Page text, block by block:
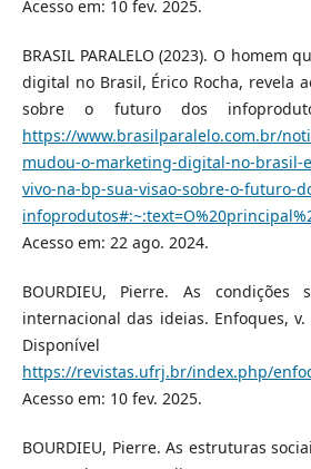
Acesso em: 10 fev. 2025.
BRASIL PARALELO (2023). O homem
digital no Brasil, Érico Rocha, revela
sobre o futuro dos
https://www.brasilparalelo.com.br/
mudou-o-marketing-digital-no-brasil-
vivo-na-bp-sua-visao-sobre-o-futuro-
Acesso em: 22 ago. 2024.
BOURDIEU, Pierre. As condições
internacional das ideias. Enfoques,
https://revistas.ufrj.br/index.php/
Acesso em: 10 fev. 2025.
BOURDIEU, Pierre. As estruturas